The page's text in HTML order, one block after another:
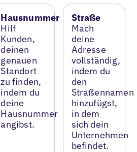
Hausnummer
Hilf
Kunden,
deinen
genauen
Standort
zu finden,
indem du
deine
Hausnummer
angibst.
Straße
Mach
deine
Adresse
vollständig,
indem du
den
Straßennamen
hinzufügst,
in dem
sich dein
Unternehmen
befindet.